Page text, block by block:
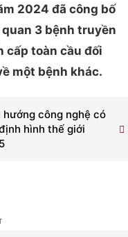
2024 đã công bố
3 bệnh truyền
cấp toàn cầu đối
một bệnh khác.
hướng công nghệ có
hình thế giới